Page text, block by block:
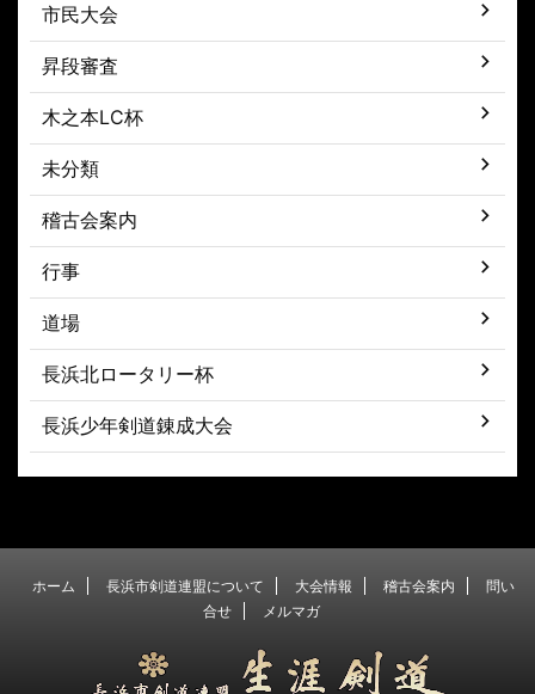
市民大会
昇段審査
木之本LC杯
未分類
稽古会案内
行事
道場
長浜北ロータリー杯
長浜少年剣道錬成大会
ホーム 長浜市剣道連盟について 大会情報 稽古会案内
問い
合せ
メルマガ